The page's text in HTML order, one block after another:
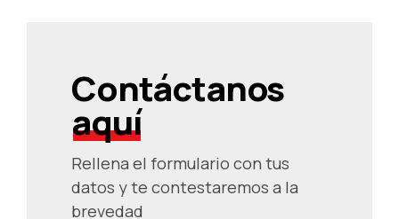
Contáctanos
aquí
Rellena el formulario con tus
datos y te contestaremos a la
brevedad